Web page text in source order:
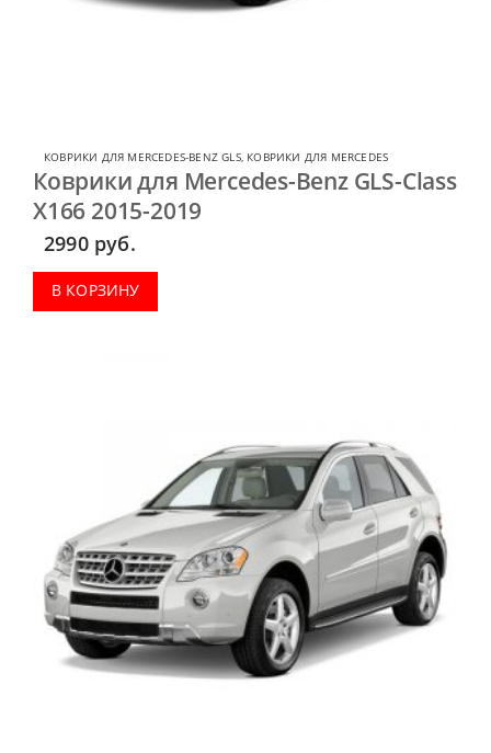
КОВРИКИ ДЛЯ MERCEDES-BENZ GLS, КОВРИКИ ДЛЯ MERCEDES
Коврики для Mercedes-Benz GLS-Class
X166 2015-2019
2990 руб.
В КОРЗИНУ